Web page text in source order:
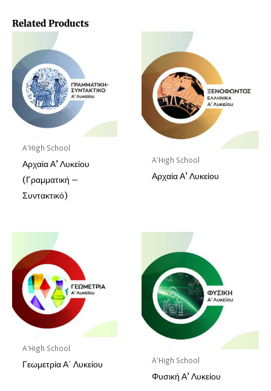
Related Products
A'High School
Αρχαία Α’ Λυκείου
(Γραμματική –
Συντακτικό)
A'High School
Αρχαία Α’ Λυκείου
A'High School
Γεωμετρία Α΄ Λυκείου A'High School
Φυσική Α’ Λυκείου